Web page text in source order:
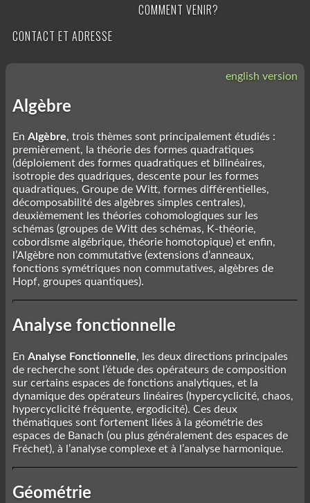
COMMENT VENIR?
CONTACT ET ADRESSE
english version
Algèbre
En Algèbre, trois thèmes sont principalement étudiés :
premièrement, la théorie des formes quadratiques
(déploiement des formes quadratiques et bilinéaires,
isotropie des quadriques, descente pour les formes
quadratiques, Groupe de Witt, formes différentielles,
décomposabilité des algèbres simples centrales),
deuxièmement les théories cohomologiques sur les
schémas (groupes de Witt des schémas, K-théorie,
cobordisme algébrique, théorie homotopique) et enfin,
l’Algèbre non commutative (extensions d’anneaux,
fonctions symétriques non commutatives, algèbres de
Hopf, groupes quantiques).
Analyse fonctionnelle
En Analyse Fonctionnelle, les deux directions principales
de recherche sont l’étude des opérateurs de composition
sur certains espaces de fonctions analytiques, et la
dynamique des opérateurs linéaires (hypercyclicité, chaos,
hypercyclicité fréquente, ergodicité). Ces deux
thématiques sont fortement liées à la géométrie des
espaces de Banach (ou plus généralement des espaces de
Fréchet), à l’analyse complexe et à l’analyse harmonique.
Géométrie